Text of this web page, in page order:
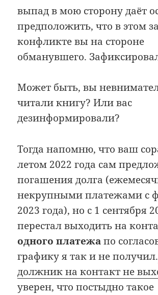
выпад в мою сторону даёт
предположить, что в этом
конфликте вы на стороне
обманувшего.
Может быть, вы
читали книгу? Или вас
дезинформировали?
Тогда напомню, что ваш
летом 2022 года сам
погашения долга
некрупными платежами с
2023 года), но с 1 сентября
перестал выходить на
одного платежапо
графику я так и не получил.
должник на контакт не
уверен, что постыдно такое